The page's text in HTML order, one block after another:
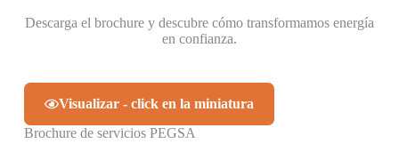
Descarga el brochure y descubre cómo transformamos energía
en confianza.
Visualizar - click en la miniatura
Brochure de servicios PEGSA